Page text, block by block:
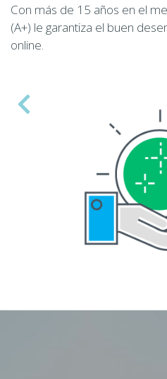
Con más de 15 años en el
(A+) le garantiza el buen
online.